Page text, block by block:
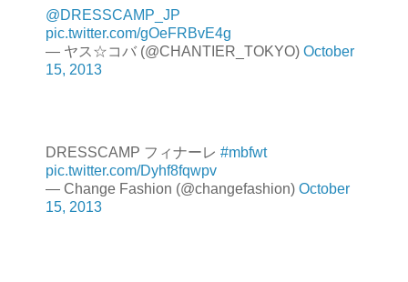
@DRESSCAMP_JP
pic.twitter.com/gOeFRBvE4g
— ヤス☆コバ (@CHANTIER_TOKYO) October
15, 2013
DRESSCAMP フィナーレ #mbfwt
pic.twitter.com/Dyhf8fqwpv
— Change Fashion (@changefashion) October
15, 2013